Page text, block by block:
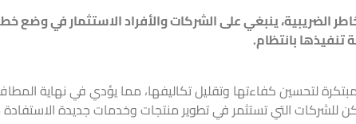
الضريبية، ينبغي على الشركات والأفراد الاستثمار في وضع
تنفيذها بانتظام.
لتحسين كفاءتها وتقليل تكاليفها، مما يؤدي في نهاية
للشركات التي تستثمر في تطوير منتجات وخدمات جديدة